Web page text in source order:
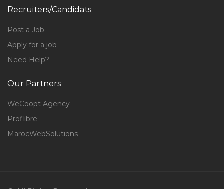
Recruiters/Candidats
Post a Job
Apply for a job
Need Help?
Our Partners
WeCoopt Agency
Proflibre
MarocWebSolutions